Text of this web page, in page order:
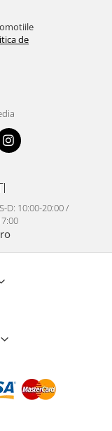
de
D: 10:00-20:00 /